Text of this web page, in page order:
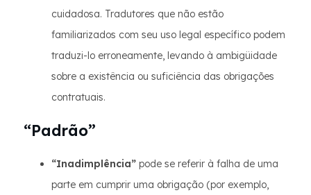
cuidadosa. Tradutores que não estão
familiarizados com seu uso legal específico podem
traduzi-lo erroneamente, levando à ambigüidade
sobre a existência ou suficiência das obrigações
contratuais.
“Padrão”
“Inadimplência” pode se referir à falha de uma
parte em cumprir uma obrigação (por exemplo,